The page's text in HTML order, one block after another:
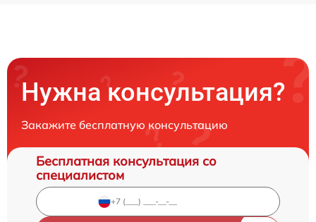
Нужна консультация?
Закажите бесплатную консультацию
Бесплатная консультация со
специалистом